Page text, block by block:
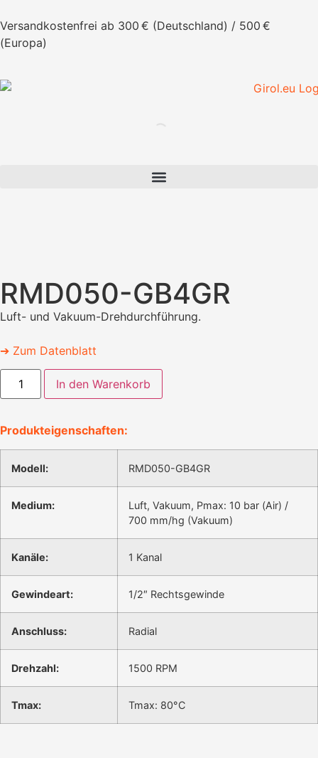
Versandkostenfrei ab 300 € (Deutschland) / 500 €
(Europa)
RMD050-GB4GR
Luft- und Vakuum-Drehdurchführung.
➔ Zum Datenblatt
In den Warenkorb
Produkteigenschaften:
Modell: RMD050-GB4GR
Medium:
Luft, Vakuum, Pmax: 10 bar (Air) /
700 mm/hg (Vakuum)
Kanäle: 1 Kanal
Gewindeart: 1/2″ Rechtsgewinde
Anschluss: Radial
Drehzahl: 1500 RPM
Tmax: Tmax: 80°C